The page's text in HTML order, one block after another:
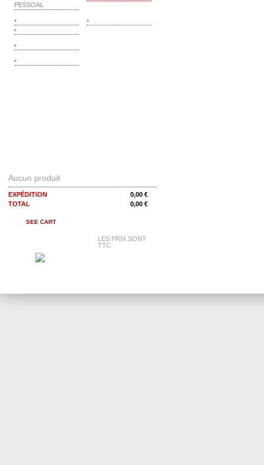
PESSOAL
Aucun produit
EXPÉDITION
0,00 €
TOTAL
0,00 €
SEE CART
LES PRIX SONT
TTC